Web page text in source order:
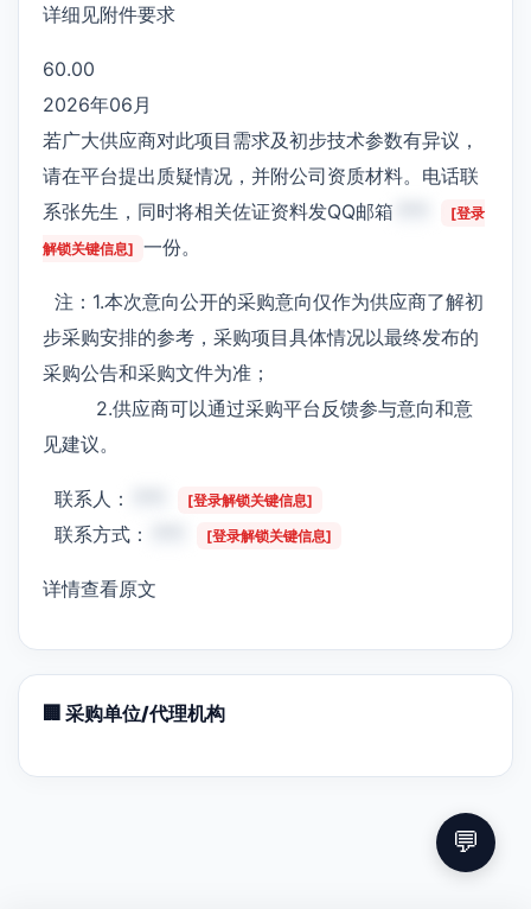
详细见附件要求
60.00
2026年06月
若广大供应商对此项目需求及初步技术参数有异议，
请在平台提出质疑情况，并附公司资质材料。电话联
系张先生，同时将相关佐证资料发QQ邮箱
[登录
解锁关键信息] 一份。
注：1.本次意向公开的采购意向仅作为供应商了解初
步采购安排的参考，采购项目具体情况以最终发布的
采购公告和采购文件为准；
2.供应商可以通过采购平台反馈参与意向和意
见建议。
联系人： [登录解锁关键信息]
联系方式： [登录解锁关键信息]
详情查看原文
🏢 采购单位/代理机构
💬